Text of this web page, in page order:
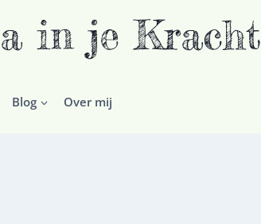
in je Kracht
Blog Over mij